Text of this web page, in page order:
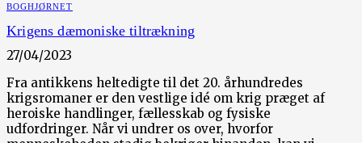
BOGHJØRNET
Krigens dæmoniske tiltrækning
27/04/2023
Fra antikkens heltedigte til det 20. århundredes
krigsromaner er den vestlige idé om krig præget af
heroiske handlinger, fællesskab og fysiske
udfordringer. Når vi undrer os over, hvorfor